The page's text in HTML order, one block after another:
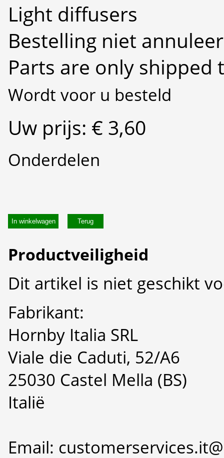
Light diffusers
Bestelling niet
Parts are only shipped
Wordt voor u besteld
Uw prijs: € 3,60
Onderdelen
In winkelwagen
Productveiligheid
Dit artikel is niet geschikt
Fabrikant:
Hornby Italia SRL
Viale die Caduti, 52/A6
25030 Castel Mella (BS)
Italië
Email: